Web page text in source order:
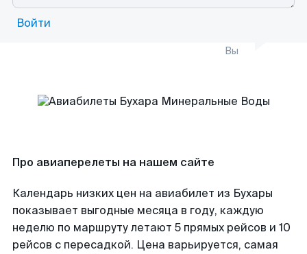
Войти
Вы
Про авиаперелеты на нашем сайте
Календарь низких цен на авиабилет из Бухары
показывает выгодные месяца в году, каждую
неделю по маршруту летают 5 прямых рейсов и 10
рейсов с пересадкой. Цена варьируется, самая